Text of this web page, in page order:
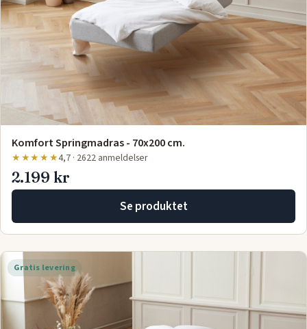
Komfort Springmadras - 70x200 cm.
★★★★★4,7 · 2622 anmeldelser
2.199 kr
Se produktet
Gratis levering